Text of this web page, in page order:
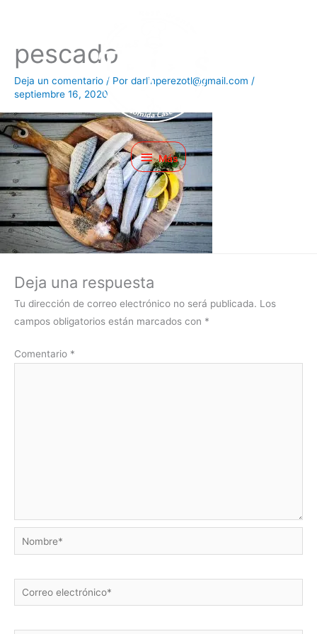
Más
pescado
Deja un comentario / Por darlinperezotl@gmail.com /
septiembre 16, 2020
Deja una respuesta
Tu dirección de correo electrónico no será publicada. Los
campos obligatorios están marcados con *
Comentario *
Nombre*
Correo
electrónico*